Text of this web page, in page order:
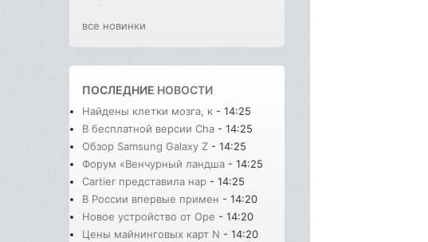
все новинки
ПОСЛЕДНИЕ НОВОСТИ
Найдены клетки мозга, к - 14:25
В бесплатной версии Cha - 14:25
Обзор Samsung Galaxy Z - 14:25
Форум «Венчурный ландша - 14:25
Cartier представила нар - 14:25
В России впервые примен - 14:20
Новое устройство от Ope - 14:20
Цены майнинговых карт N - 14:20